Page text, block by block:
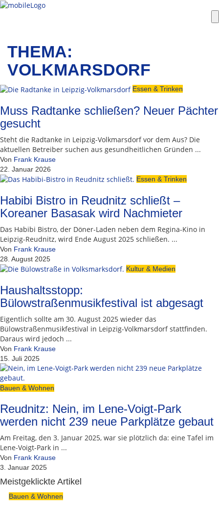
THEMA:
VOLKMARSDORF
Essen & Trinken
Muss Radtanke schließen? Neuer Pächter
gesucht
Steht die Radtanke in Leipzig-Volkmarsdorf vor dem Aus? Die
aktuellen Betreiber suchen aus gesundheitlichen Gründen ...
Von Frank Krause
22. Januar 2026
Essen & Trinken
Habibi Bistro in Reudnitz schließt –
Koreaner Basasak wird Nachmieter
Das Habibi Bistro, der Döner-Laden neben dem Regina-Kino in
Leipzig-Reudnitz, wird Ende August 2025 schließen. ...
Von Frank Krause
28. August 2025
Kultur & Medien
Haushaltsstopp:
Bülowstraßenmusikfestival ist abgesagt
Eigentlich sollte am 30. August 2025 wieder das
Bülowstraßenmusikfestival in Leipzig-Volkmarsdorf stattfinden.
Daraus wird jedoch ...
Von Frank Krause
15. Juli 2025
Bauen & Wohnen
Reudnitz: Nein, im Lene-Voigt-Park
werden nicht 239 neue Parkplätze gebaut
Am Freitag, den 3. Januar 2025, war sie plötzlich da: eine Tafel im
Lene-Voigt-Park in ...
Von Frank Krause
3. Januar 2025
Meistgeklickte Artikel
Bauen & Wohnen